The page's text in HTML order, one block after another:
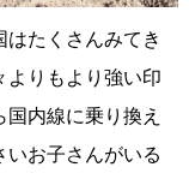
たくさんみてき
よりもより強い印
内線に乗り換え
いお子さんがいる